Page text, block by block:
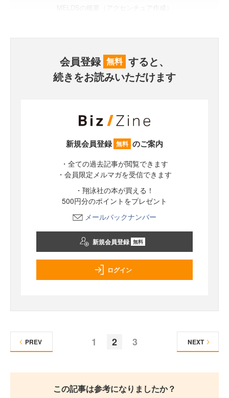
会員登録 無料 すると、
続きをお読みいただけます
新規会員登録 無料 のご案内
・全ての過去記事が閲覧できます
・会員限定メルマガを受信できます
・翔泳社の本が買える！
500円分のポイントをプレゼント
メールバックナンバー
新規会員登録 無料
ログイン
1 2 3
PREV NEXT
この記事は参考になりましたか？